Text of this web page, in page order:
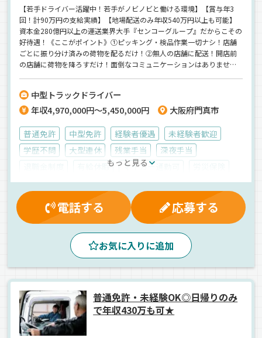
【若手ドライバー活躍中！若手がノビノビと働ける環境】【賞与年3
回！計90万円の支給実績】【地場配送のみ年収540万円以上も可能】
資本金280億円以上の運送業界大手『センコーグループ』だからこその
好待遇！《ここがポイント》①ピッキング・検品作業一切ナシ！店舗
ごとに振り分け済みの荷物を配るだけ！②無人の店舗に配送！開店前
の店舗に荷物を降ろすだけ！面倒なコミュニケーションはありませ
連続ベースアップ中！今期も給料アップ予定】
中型トラックドライバー
年収4,970,000円～5,450,000円
大阪府門真市
普通免許 中型免許 経験者優遇
未経験者歓迎
学歴不問
大型連休 残業手当
深夜手当
有給休暇 マイカー通勤可
厚生年金
表彰制度 健康保険
雇用保険
決算賞与
無事故手当 交通費支給
資格取得制度
入社祝金
家族手当 再雇用制度 業務手当
賞与
能率評価 早朝 夜 真夜中
地場
食品 ウィング車 正社員
もっと見る
電話する 応募する
お気に入りに追加
普通免許・未経験OK◎日帰りのみ
で年収430万も可★